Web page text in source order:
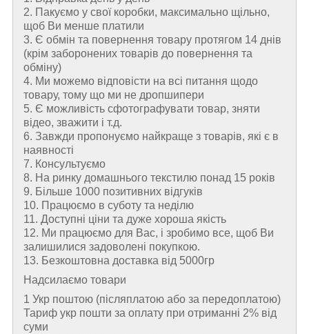
2. Пакуємо у свої коробки, максимально щільно,
щоб Ви менше платили
3. Є обмін та повернення товару протягом 14 днів
(крім заборонених товарів до повернення та
обміну)
4. Ми можемо відповісти на всі питання щодо
товару, тому що ми не дропшипери
5. Є можливість сфотографувати товар, зняти
відео, зважити і т.д.
6. Завжди пропонуємо найкраще з товарів, які є в
наявності
7. Консультуємо
8. На ринку домашнього текстилю понад 15 років
9. Більше 1000 позитивних відгуків
10. Працюємо в суботу та неділю
11. Доступні ціни та дуже хороша якість
12. Ми працюємо для Вас, і зробимо все, щоб Ви
залишилися задоволені покупкою.
13. Безкоштовна доставка від 5000гр
Надсилаємо товари
1 Укр поштою (пiсляплатою або за передоплатою)
Тариф укр пошти за оплату при отриманні 2% від
суми